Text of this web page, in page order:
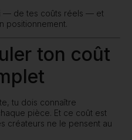
— de tes coûts réels — et
positionnement.
ton coût
tu dois connaître
pièce. Et ce coût est
créateurs ne le pensent au